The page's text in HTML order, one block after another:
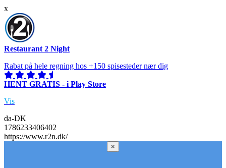
x
Restaurant 2 Night
Rabat på hele regning hos +150 spisesteder nær dig
HENT GRATIS - i Play Store
Vis
da-DK
1786233406402
https://www.r2n.dk/
×